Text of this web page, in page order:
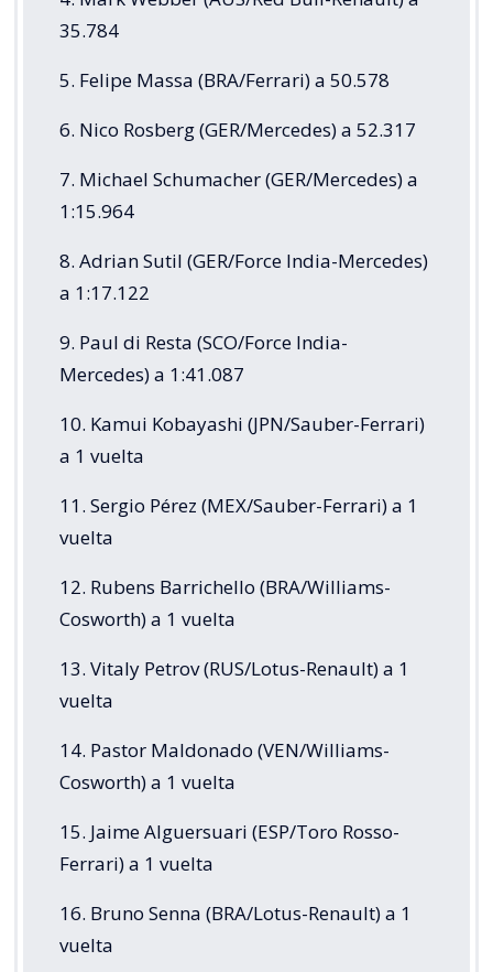
35.784
5. Felipe Massa (BRA/Ferrari) a 50.578
6. Nico Rosberg (GER/Mercedes) a 52.317
7. Michael Schumacher (GER/Mercedes) a
1:15.964
8. Adrian Sutil (GER/Force India-Mercedes)
a 1:17.122
9. Paul di Resta (SCO/Force India-
Mercedes) a 1:41.087
10. Kamui Kobayashi (JPN/Sauber-Ferrari)
a 1 vuelta
11. Sergio Pérez (MEX/Sauber-Ferrari) a 1
vuelta
12. Rubens Barrichello (BRA/Williams-
Cosworth) a 1 vuelta
13. Vitaly Petrov (RUS/Lotus-Renault) a 1
vuelta
14. Pastor Maldonado (VEN/Williams-
Cosworth) a 1 vuelta
15. Jaime Alguersuari (ESP/Toro Rosso-
Ferrari) a 1 vuelta
16. Bruno Senna (BRA/Lotus-Renault) a 1
vuelta